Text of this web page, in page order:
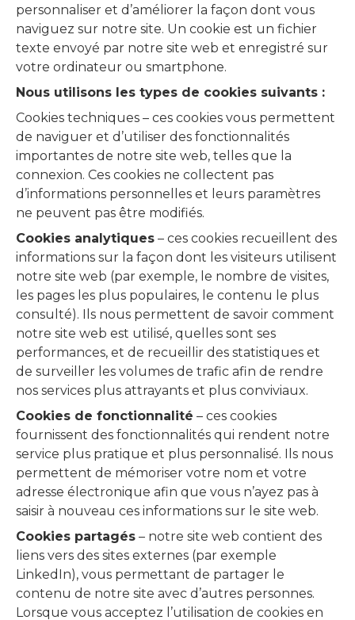
personnaliser et d’améliorer la façon dont vous
naviguez sur notre site. Un cookie est un fichier
texte envoyé par notre site web et enregistré sur
votre ordinateur ou smartphone.
Nous utilisons les types de cookies suivants :
Cookies techniques – ces cookies vous permettent
de naviguer et d’utiliser des fonctionnalités
importantes de notre site web, telles que la
connexion. Ces cookies ne collectent pas
d’informations personnelles et leurs paramètres
ne peuvent pas être modifiés.
Cookies analytiques – ces cookies recueillent des
informations sur la façon dont les visiteurs utilisent
notre site web (par exemple, le nombre de visites,
les pages les plus populaires, le contenu le plus
consulté). Ils nous permettent de savoir comment
notre site web est utilisé, quelles sont ses
performances, et de recueillir des statistiques et
de surveiller les volumes de trafic afin de rendre
nos services plus attrayants et plus conviviaux.
Cookies de fonctionnalité – ces cookies
fournissent des fonctionnalités qui rendent notre
service plus pratique et plus personnalisé. Ils nous
permettent de mémoriser votre nom et votre
adresse électronique afin que vous n’ayez pas à
saisir à nouveau ces informations sur le site web.
Cookies partagés – notre site web contient des
liens vers des sites externes (par exemple
LinkedIn), vous permettant de partager le
contenu de notre site avec d’autres personnes.
Lorsque vous acceptez l’utilisation de cookies en